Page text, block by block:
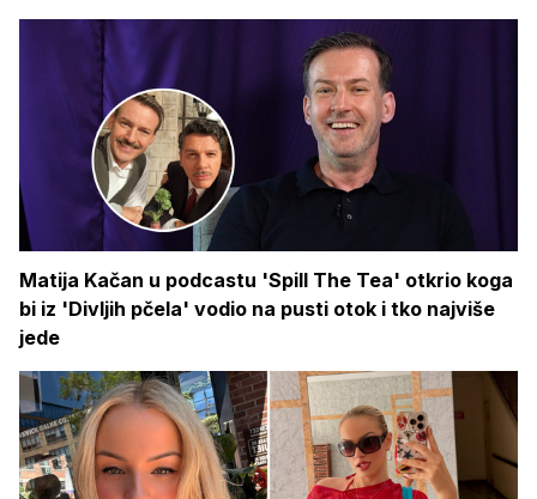
Matija Kačan u podcastu 'Spill The Tea' otkrio koga
bi iz 'Divljih pčela' vodio na pusti otok i tko najviše
jede